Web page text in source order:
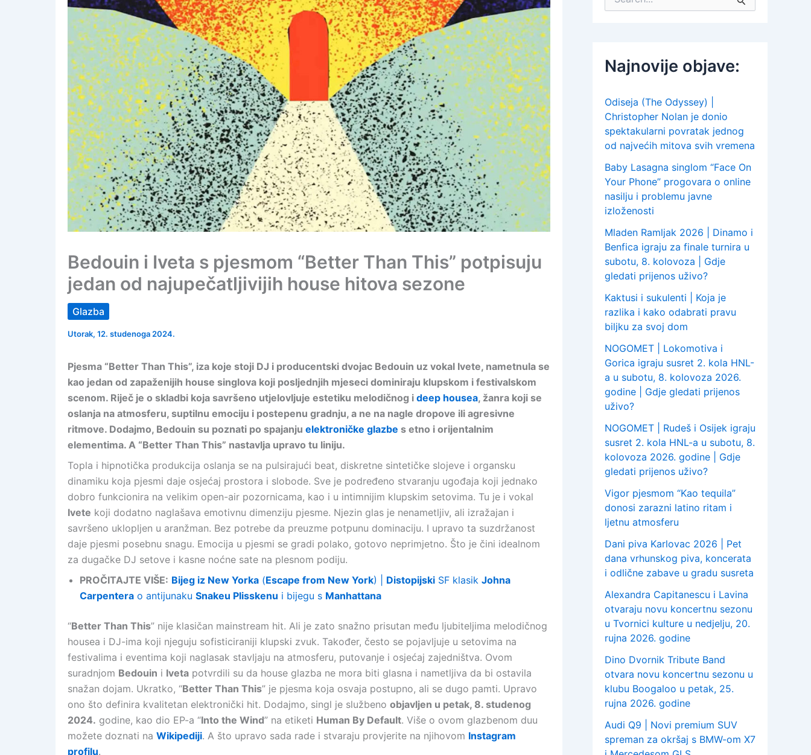
Bedouin i Iveta s pjesmom “Better Than This” potpisuju
jedan od najupečatljivijih house hitova sezone
Glazba
Utorak, 12. studenoga 2024.
Pjesma “Better Than This”, iza koje stoji DJ i producentski dvojac Bedouin uz vokal Ivete, nametnula se
kao jedan od zapaženijih house singlova koji posljednjih mjeseci dominiraju klupskom i festivalskom
scenom. Riječ je o skladbi koja savršeno utjelovljuje estetiku melodičnog i deep housea, žanra koji se
oslanja na atmosferu, suptilnu emociju i postepenu gradnju, a ne na nagle dropove ili agresivne
ritmove. Dodajmo, Bedouin su poznati po spajanju elektroničke glazbe s etno i orijentalnim
elementima. A “Better Than This” nastavlja upravo tu liniju.
Topla i hipnotička produkcija oslanja se na pulsirajući beat, diskretne sintetičke slojeve i organsku
dinamiku koja pjesmi daje osjećaj prostora i slobode. Sve je podređeno stvaranju ugođaja koji jednako
dobro funkcionira na velikim open-air pozornicama, kao i u intimnijim klupskim setovima. Tu je i vokal
Ivete koji dodatno naglašava emotivnu dimenziju pjesme. Njezin glas je nenametljiv, ali izražajan i
savršeno uklopljen u aranžman. Bez potrebe da preuzme potpunu dominaciju. I upravo ta suzdržanost
daje pjesmi posebnu snagu. Emocija u pjesmi se gradi polako, gotovo neprimjetno. Što je čini idealnom
za dugačke DJ setove i kasne noćne sate na plesnom podiju.
PROČITAJTE VIŠE: Bijeg iz New Yorka (Escape from New York) | Distopijski SF klasik Johna
Carpentera o antijunaku Snakeu Plisskenu i bijegu s Manhattana
“Better Than This” nije klasičan mainstream hit. Ali je zato snažno prisutan među ljubiteljima melodičnog
housea i DJ-ima koji njeguju sofisticiraniji klupski zvuk. Također, često se pojavljuje u setovima na
festivalima i eventima koji naglasak stavljaju na atmosferu, putovanje i osjećaj zajedništva. Ovom
suradnjom Bedouin i Iveta potvrdili su da house glazba ne mora biti glasna i nametljiva da bi ostavila
snažan dojam. Ukratko, “Better Than This” je pjesma koja osvaja postupno, ali se dugo pamti. Upravo
ono što definira kvalitetan elektronički hit. Dodajmo, singl je službeno objavljen u petak, 8. studenog
2024. godine, kao dio EP-a “Into the Wind” na etiketi Human By Default. Više o ovom glazbenom duu
možete doznati na Wikipediji. A što upravo sada rade i stvaraju provjerite na njihovom Instagram
profilu.
:
Najnovije objave:
Odiseja (The Odyssey) |
Christopher Nolan je donio
spektakularni povratak jednog
od najvećih mitova svih vremena
Baby Lasagna singlom “Face On
Your Phone” progovara o online
nasilju i problemu javne
izloženosti
Mladen Ramljak 2026 | Dinamo i
Benfica igraju za finale turnira u
subotu, 8. kolovoza | Gdje
gledati prijenos uživo?
Kaktusi i sukulenti | Koja je
razlika i kako odabrati pravu
biljku za svoj dom
NOGOMET | Lokomotiva i
Gorica igraju susret 2. kola HNL-
a u subotu, 8. kolovoza 2026.
godine | Gdje gledati prijenos
uživo?
NOGOMET | Rudeš i Osijek igraju
susret 2. kola HNL-a u subotu, 8.
kolovoza 2026. godine | Gdje
gledati prijenos uživo?
Vigor pjesmom “Kao tequila”
donosi zarazni latino ritam i
ljetnu atmosferu
Dani piva Karlovac 2026 | Pet
dana vrhunskog piva, koncerata
i odlične zabave u gradu susreta
Alexandra Capitanescu i Lavina
otvaraju novu koncertnu sezonu
u Tvornici kulture u nedjelju, 20.
rujna 2026. godine
Dino Dvornik Tribute Band
otvara novu koncertnu sezonu u
klubu Boogaloo u petak, 25.
rujna 2026. godine
Audi Q9 | Novi premium SUV
spreman za okršaj s BMW-om X7